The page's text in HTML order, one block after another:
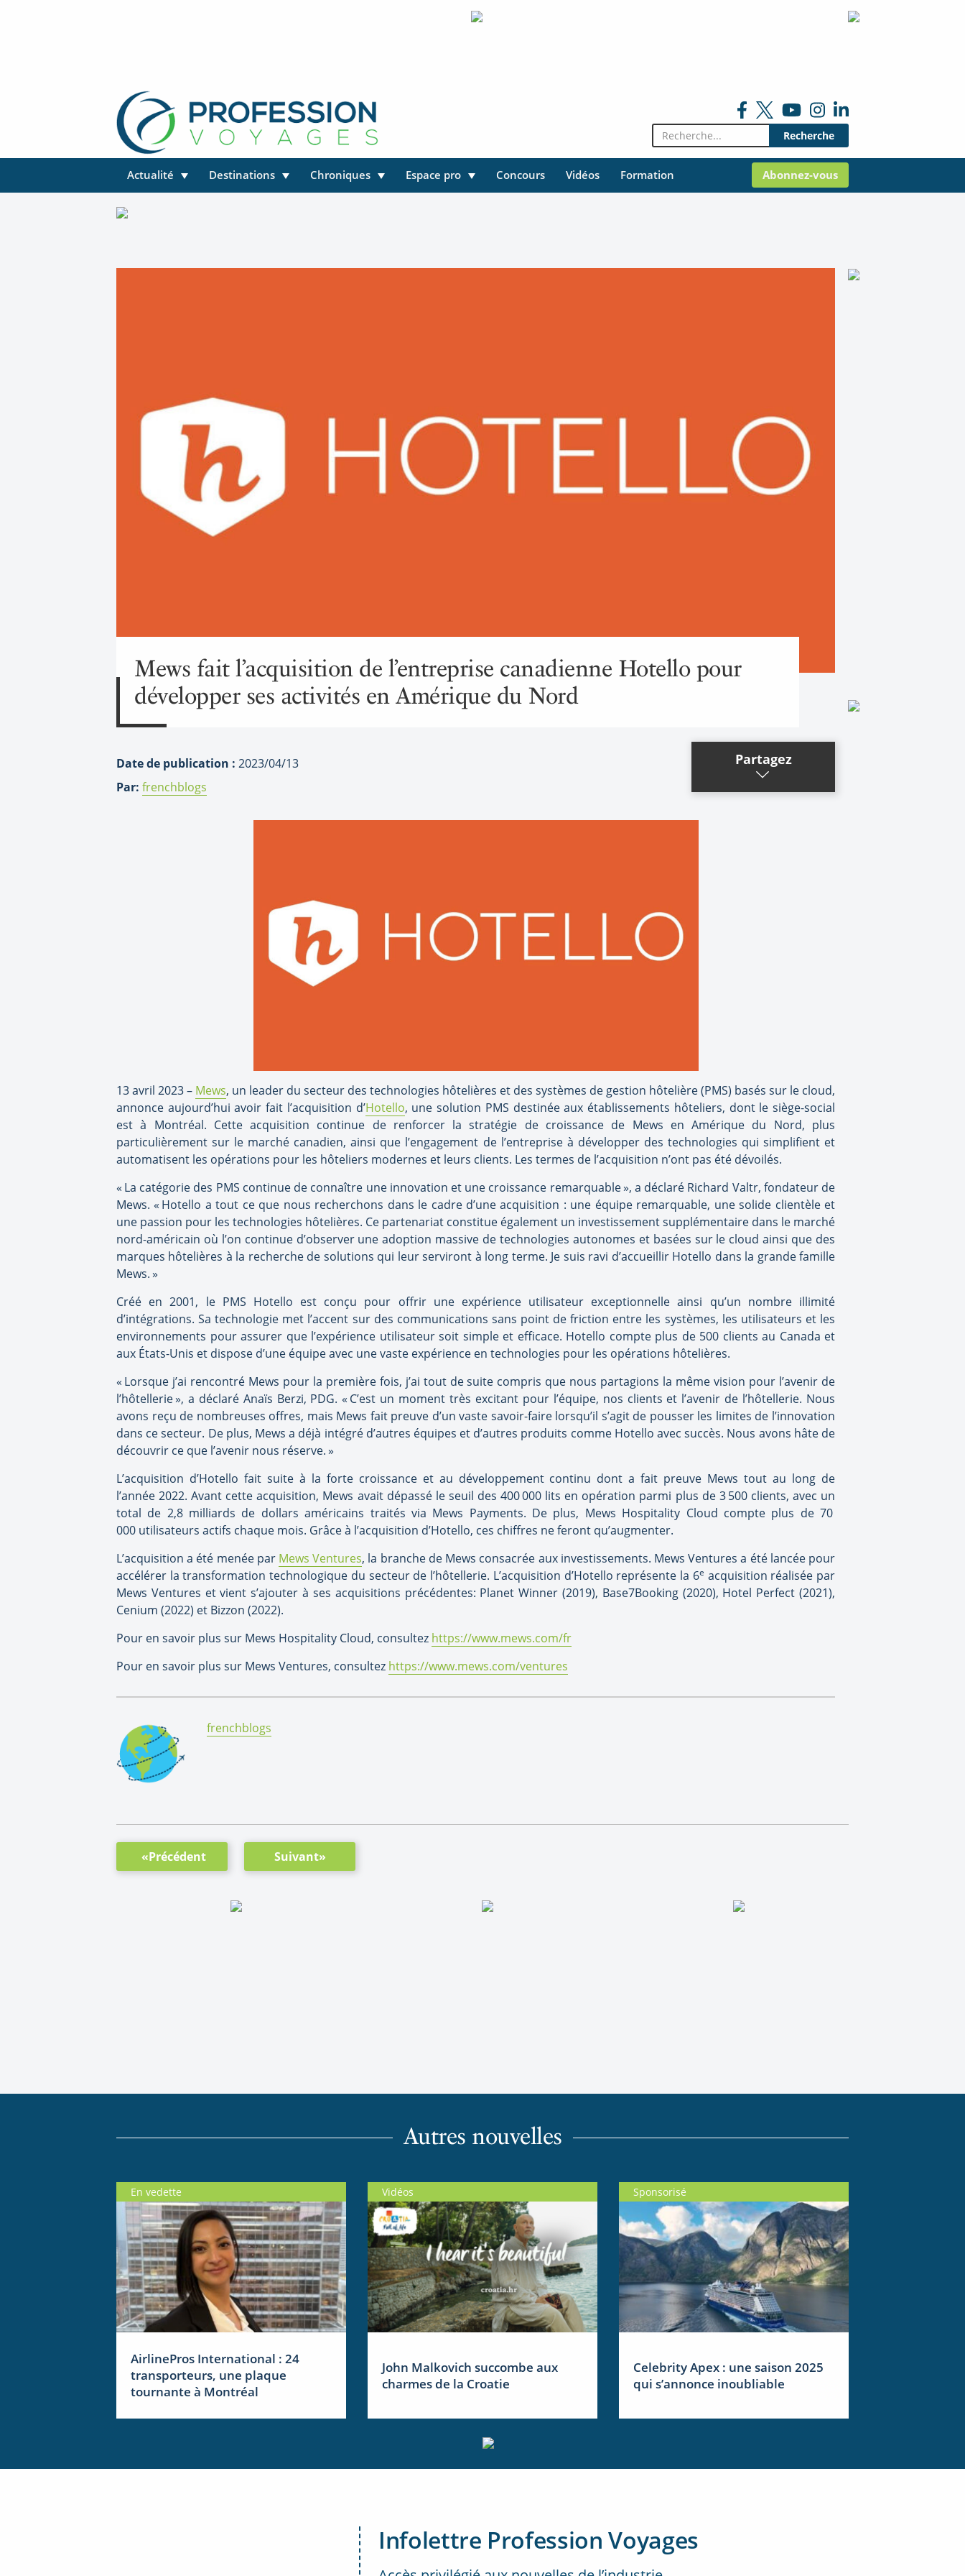
Rechercher:
Actualité Destinations Chroniques Espace pro Concours Vidéos Formation Abonnez-vous
Mews fait l’acquisition de l’entreprise canadienne Hotello pour
développer ses activités en Amérique du Nord
Date de publication : 2023/04/13
Par: frenchblogs
Partagez
13 avril 2023 – Mews, un leader du secteur des technologies hôtelières et des systèmes de gestion hôtelière (PMS) basés sur le cloud,
annonce aujourd’hui avoir fait l’acquisition d’Hotello, une solution PMS destinée aux établissements hôteliers, dont le siège-social
est à Montréal. Cette acquisition continue de renforcer la stratégie de croissance de Mews en Amérique du Nord, plus
particulièrement sur le marché canadien, ainsi que l’engagement de l’entreprise à développer des technologies qui simplifient et
automatisent les opérations pour les hôteliers modernes et leurs clients. Les termes de l’acquisition n’ont pas été dévoilés.
« La catégorie des PMS continue de connaître une innovation et une croissance remarquable », a déclaré Richard Valtr, fondateur de
Mews. « Hotello a tout ce que nous recherchons dans le cadre d’une acquisition : une équipe remarquable, une solide clientèle et
une passion pour les technologies hôtelières. Ce partenariat constitue également un investissement supplémentaire dans le marché
nord-américain où l’on continue d’observer une adoption massive de technologies autonomes et basées sur le cloud ainsi que des
marques hôtelières à la recherche de solutions qui leur serviront à long terme. Je suis ravi d’accueillir Hotello dans la grande famille
Mews. »
Créé en 2001, le PMS Hotello est conçu pour offrir une expérience utilisateur exceptionnelle ainsi qu’un nombre illimité
d’intégrations. Sa technologie met l’accent sur des communications sans point de friction entre les systèmes, les utilisateurs et les
environnements pour assurer que l’expérience utilisateur soit simple et efficace. Hotello compte plus de 500 clients au Canada et
aux États-Unis et dispose d’une équipe avec une vaste expérience en technologies pour les opérations hôtelières.
« Lorsque j’ai rencontré Mews pour la première fois, j’ai tout de suite compris que nous partagions la même vision pour l’avenir de
l’hôtellerie », a déclaré Anaïs Berzi, PDG. « C’est un moment très excitant pour l’équipe, nos clients et l’avenir de l’hôtellerie. Nous
avons reçu de nombreuses offres, mais Mews fait preuve d’un vaste savoir-faire lorsqu’il s’agit de pousser les limites de l’innovation
dans ce secteur. De plus, Mews a déjà intégré d’autres équipes et d’autres produits comme Hotello avec succès. Nous avons hâte de
découvrir ce que l’avenir nous réserve. »
L’acquisition d’Hotello fait suite à la forte croissance et au développement continu dont a fait preuve Mews tout au long de
l’année 2022. Avant cette acquisition, Mews avait dépassé le seuil des 400 000 lits en opération parmi plus de 3 500 clients, avec un
total de 2,8 milliards de dollars américains traités via Mews Payments. De plus, Mews Hospitality Cloud compte plus de 70
000 utilisateurs actifs chaque mois. Grâce à l’acquisition d’Hotello, ces chiffres ne feront qu’augmenter.
L’acquisition a été menée par Mews Ventures, la branche de Mews consacrée aux investissements. Mews Ventures a été lancée pour
accélérer la transformation technologique du secteur de l’hôtellerie. L’acquisition d’Hotello représente la 6e acquisition réalisée par
Mews Ventures et vient s’ajouter à ses acquisitions précédentes: Planet Winner (2019), Base7Booking (2020), Hotel Perfect (2021),
Cenium (2022) et Bizzon (2022).
Pour en savoir plus sur Mews Hospitality Cloud, consultez https://www.mews.com/fr
Pour en savoir plus sur Mews Ventures, consultez https://www.mews.com/ventures
By:
frenchblogs
«Précédent Suivant»
Autres nouvelles
En vedette
AirlinePros International : 24
transporteurs, une plaque
tournante à Montréal
Vidéos
John Malkovich succombe aux
charmes de la Croatie
Sponsorisé
Celebrity Apex : une saison 2025
qui s’annonce inoubliable
Infolettre Profession Voyages